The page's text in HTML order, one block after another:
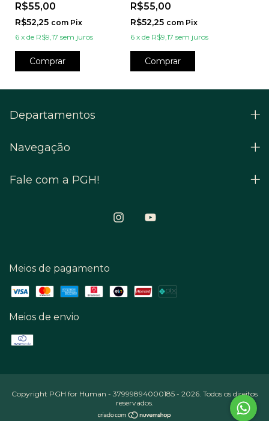
R$55,00
R$52,25 com Pix
6 x de R$9,17 sem juros
Comprar
R$55,00
R$52,25 com Pix
6 xde R$9,17 sem juros
Comprar
Departamentos
Navegação
Fale com a PGH!
Meios de pagamento
Meios de envio
Copyright PGH for Human - 37999894000185 - 2026. Todos os direitos
reservados.